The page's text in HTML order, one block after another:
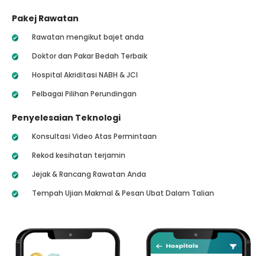
Pakej Rawatan
Rawatan mengikut bajet anda
Doktor dan Pakar Bedah Terbaik
Hospital Akriditasi NABH & JCI
Pelbagai Pilihan Perundingan
Penyelesaian Teknologi
Konsultasi Video Atas Permintaan
Rekod kesihatan terjamin
Jejak & Rancang Rawatan Anda
Tempah Ujian Makmal & Pesan Ubat Dalam Talian